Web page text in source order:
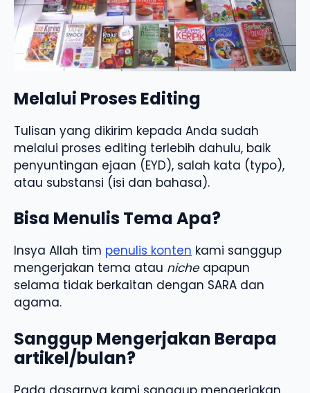
Melalui Proses Editing
Tulisan yang dikirim kepada Anda sudah
melalui proses editing terlebih dahulu, baik
penyuntingan ejaan (EYD), salah kata (typo),
atau substansi (isi dan bahasa).
Bisa Menulis Tema Apa?
Insya Allah tim penulis konten kami sanggup
mengerjakan tema atau nicheapapun
selama tidak berkaitan dengan SARA dan
agama.
Sanggup Mengerjakan Berapa
artikel/bulan?